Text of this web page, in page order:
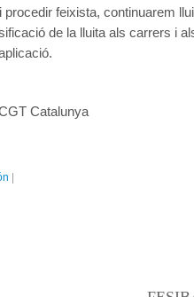
procedir feixista, continuarem
de la lluita als carrers i
Catalunya